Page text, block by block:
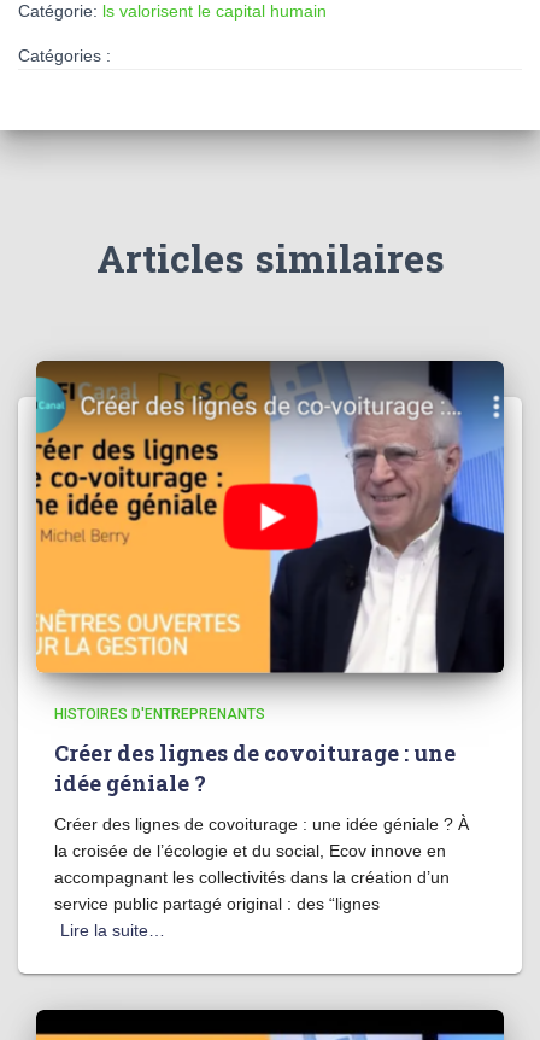
Catégorie: ls valorisent le capital humain
Catégories :
Articles similaires
HISTOIRES D'ENTREPRENANTS
Créer des lignes de covoiturage : une
idée géniale ?
Créer des lignes de covoiturage : une idée géniale ? À
la croisée de l’écologie et du social, Ecov innove en
accompagnant les collectivités dans la création d’un
service public partagé original : des “lignes
Lire la suite…